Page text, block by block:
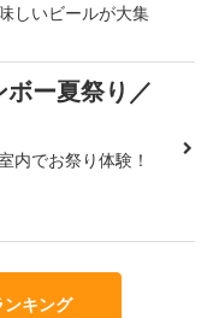
しいビールが大集
ー夏祭り／
内でお祭り体験！
キング